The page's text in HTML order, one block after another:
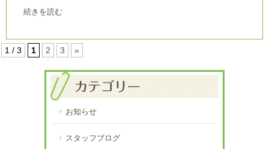
続きを読む
1 / 3 1 2 3 »
お知らせ
スタッフブログ